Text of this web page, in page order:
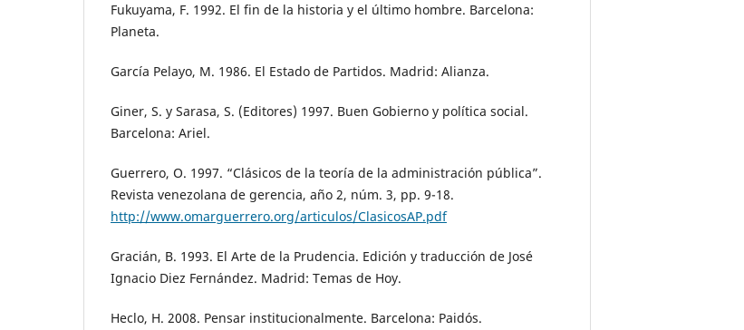
Fukuyama, F. 1992. El fin de la historia y el último hombre. Barcelona:
Planeta.
García Pelayo, M. 1986. El Estado de Partidos. Madrid: Alianza.
Giner, S. y Sarasa, S. (Editores) 1997. Buen Gobierno y política social.
Barcelona: Ariel.
Guerrero, O. 1997. “Clásicos de la teoría de la administración pública”.
Revista venezolana de gerencia, año 2, núm. 3, pp. 9-18.
http://www.omarguerrero.org/articulos/ClasicosAP.pdf
Gracián, B. 1993. El Arte de la Prudencia. Edición y traducción de José
Ignacio Diez Fernández. Madrid: Temas de Hoy.
Heclo, H. 2008. Pensar institucionalmente. Barcelona: Paidós.